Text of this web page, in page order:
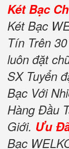
Két Bạc
Két Bạc
Tín Trên
luôn đặt
SX Tuyển
Bạc Với
Hàng Đầu
Giới. Ưu
Bạc